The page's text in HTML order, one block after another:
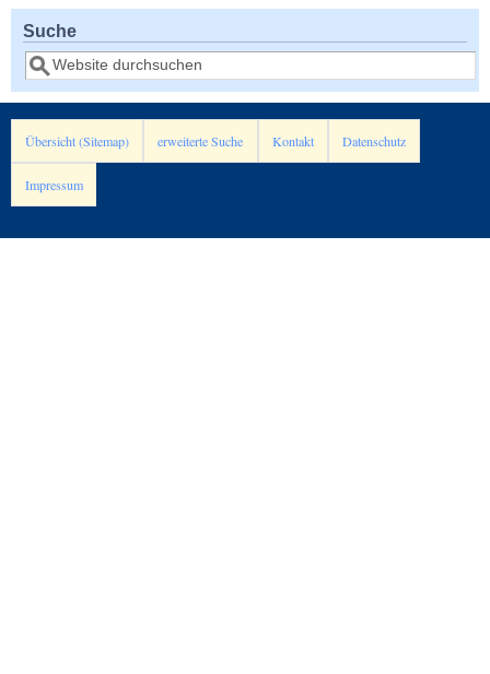
Suche
Suche
Übersicht (Sitemap) erweiterte Suche Kontakt Datenschutz
Impressum